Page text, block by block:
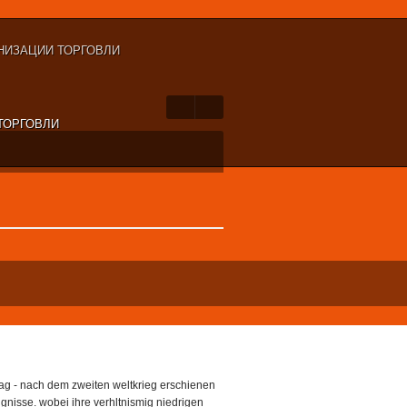
ТОРГОВЛИ
- nach dem zweiten weltkrieg erschienen
wobei ihre verhltnismig niedrigen